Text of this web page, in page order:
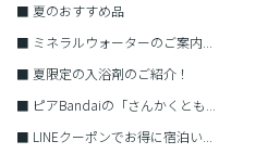
■ 夏のおすすめ品
■ ミネラルウォーターのご案内...
■ 夏限定の入浴剤のご紹介！
■ ピアBandaiの「さんかくとも...
■ LINEクーポンでお得に宿泊い...